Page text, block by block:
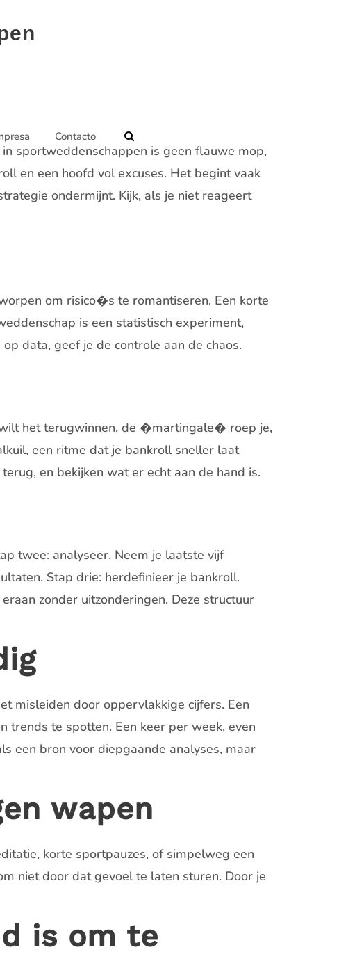
Contacto
sportweddenschappen is geen flauwe mop,
en een hoofd vol excuses. Het begint vaak
ondermijnt. Kijk, als je niet reageert
om risico�s te romantiseren. Een korte
is een statistisch experiment,
data, geef je de controle aan de chaos.
het terugwinnen, de �martingale� roep je,
een ritme dat je bankroll sneller laat
en bekijken wat er echt aan de hand is.
twee: analyseer. Neem je laatste vijf
Stap drie: herdefinieer je bankroll.
zonder uitzonderingen. Deze structuur
misleiden door oppervlakkige cijfers. Een
trends te spotten. Een keer per week, even
een bron voor diepgaande analyses, maar
wapen
korte sportpauzes, of simpelweg een
niet door dat gevoel te laten sturen. Door je
is om te